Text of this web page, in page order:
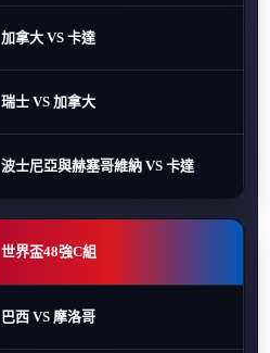
加拿大 VS 卡達
瑞士 VS 加拿大
波士尼亞與赫塞哥維納 VS 卡達
世界盃48強C組
巴西 VS 摩洛哥